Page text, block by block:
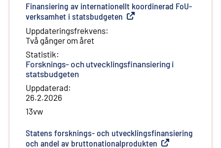
Finansiering av internationellt koordinerad FoU-
verksamhet i statsbudgeten Extern länk
Uppdateringsfrekvens:
Två gånger om året
Statistik:
Forsknings- och utvecklingsfinansiering i
statsbudgeten
Uppdaterad:
26.2.2026
13vw
Statens forsknings- och utvecklingsfinansiering
och andel av bruttonationalprodukten Extern länk